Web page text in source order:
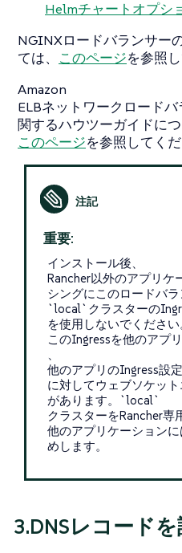
Helmチャートオプシ
NGINXロードバランサー
ては、 このページを参照
Amazon
ELBネットワークロード
関するハウツーガイドにつ
このページを参照してくだ
重要:
インストール後、
Rancher以外のアプリケ
シングにこのロードバラ
`local`クラスターの
を使用しないでください
このIngressを他のアプ
、
他のアプリのIngress設
に対してウェブソケッ
があります。`local`
クラスターをRancher専
他のアプリケーション
めします。
3.DNSレコード